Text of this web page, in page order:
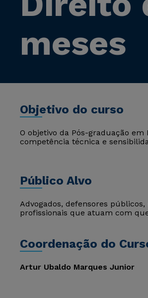
meses
Objetivo do curso
O objetivo da Pós-graduação
competência técnica e
Público Alvo
Advogados, defensores
profissionais que atuam com
Coordenação do
Artur Ubaldo Marques Junior